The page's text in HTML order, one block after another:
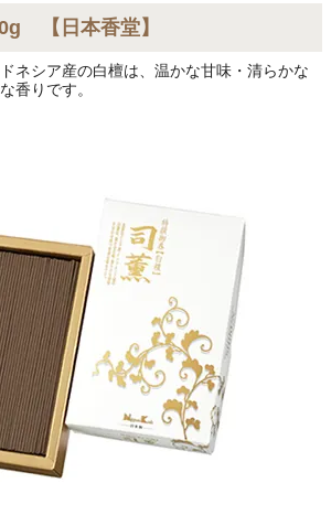
【日本香堂】
ネシア産の白檀は、温かな甘味・清らかな
香りです。